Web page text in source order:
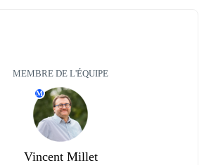
MEMBRE DE L'ÉQUIPE
M
Vincent Millet